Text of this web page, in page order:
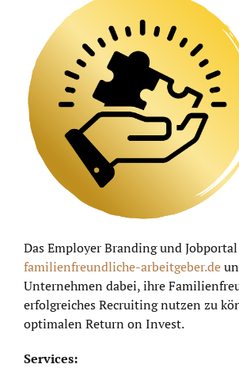
Das Employer Branding und Jobportal
familienfreundliche-arbeitgeber.de
Unternehmen dabei, ihre
erfolgreiches Recruiting nutzen zu
optimalen Return on Invest.
Services: